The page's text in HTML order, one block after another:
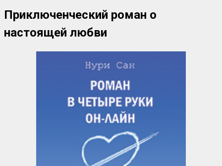
Приключенческий роман о
настоящей любви